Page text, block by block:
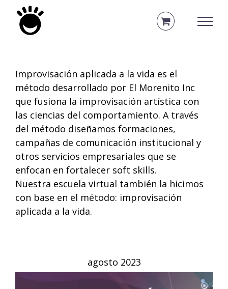
Saltar
contenido
Improvisación aplicada a la vida es el
método desarrollado por El Morenito Inc
que fusiona la improvisación artística con
las ciencias del comportamiento. A través
del método diseñamos formaciones,
campañas de comunicación institucional y
otros servicios empresariales que se
enfocan en fortalecer soft skills.
Nuestra escuela virtual también la hicimos
con base en el método: improvisación
aplicada a la vida.
agosto 2023